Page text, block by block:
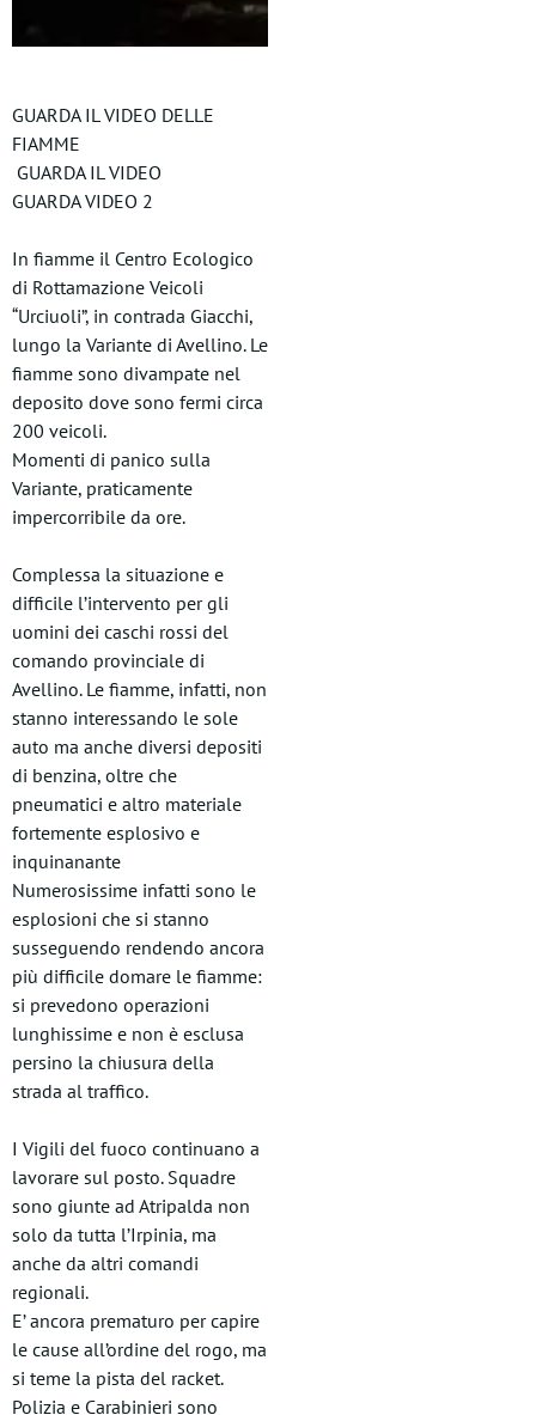
GUARDA IL VIDEO DELLE
FIAMME
GUARDA IL VIDEO
GUARDA VIDEO 2
In fiamme il Centro Ecologico
di Rottamazione Veicoli
“Urciuoli”, in contrada Giacchi,
lungo la Variante di Avellino. Le
fiamme sono divampate nel
deposito dove sono fermi circa
200 veicoli.
Momenti di panico sulla
Variante, praticamente
impercorribile da ore.
Complessa la situazione e
difficile l’intervento per gli
uomini dei caschi rossi del
comando provinciale di
Avellino. Le fiamme, infatti, non
stanno interessando le sole
auto ma anche diversi depositi
di benzina, oltre che
pneumatici e altro materiale
fortemente esplosivo e
inquinanante
Numerosissime infatti sono le
esplosioni che si stanno
susseguendo rendendo ancora
più difficile domare le fiamme:
si prevedono operazioni
lunghissime e non è esclusa
persino la chiusura della
strada al traffico.
I Vigili del fuoco continuano a
lavorare sul posto. Squadre
sono giunte ad Atripalda non
solo da tutta l’Irpinia, ma
anche da altri comandi
regionali.
E’ ancora prematuro per capire
le cause all’ordine del rogo, ma
si teme la pista del racket.
Polizia e Carabinieri sono